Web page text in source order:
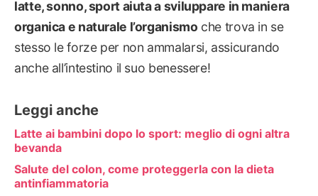
latte, sonno, sport aiuta a sviluppare in maniera
organica e naturale l’organismo che trova in se
stesso le forze per non ammalarsi, assicurando
anche all’intestino il suo benessere!
Leggi anche
Latte ai bambini dopo lo sport: meglio di ogni altra
bevanda
Salute del colon, come proteggerla con la dieta
antinfiammatoria